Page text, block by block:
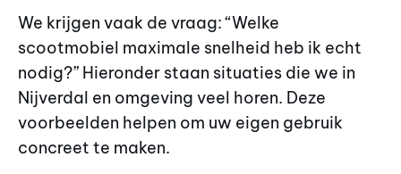
We krijgen vaak de vraag: “Welke
scootmobiel maximale snelheid heb ik echt
nodig?” Hieronder staan situaties die we in
Nijverdal en omgeving veel horen. Deze
voorbeelden helpen om uw eigen gebruik
concreet te maken.